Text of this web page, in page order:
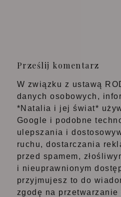
Prześlij komentarz
W związku z ustawą
danych osobowych,
*Natalia i jej świat*
Google i podobne
ulepszania i
ruchu, dostarczania
przed spamem,
i nieuprawnionym
przyjmujesz to do
zgodę na